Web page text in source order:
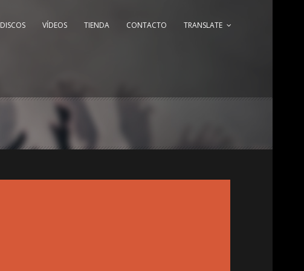
DISCOS VÍDEOS TIENDA CONTACTO TRANSLATE